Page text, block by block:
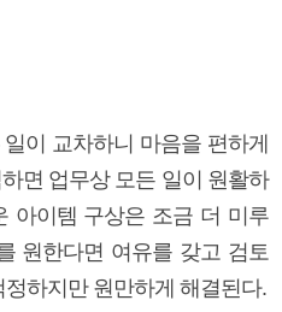
이 교차하니 마음을 편하게
면 업무상 모든 일이 원활하
아이템 구상은 조금 더 미루
원한다면 여유를 갖고 검토
하지만 원만하게 해결된다.